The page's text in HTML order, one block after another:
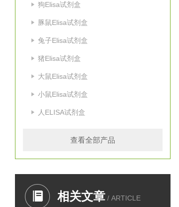
狗Elisa试剂盒
豚鼠Elisa试剂盒
兔子Elisa试剂盒
猪Elisa试剂盒
大鼠Elisa试剂盒
小鼠Elisa试剂盒
人ELISA试剂盒
查看全部产品
相关文章 / ARTICLE